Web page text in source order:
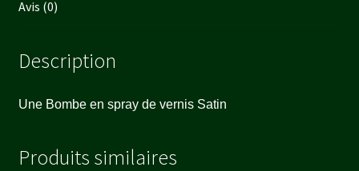
Avis (0)
Description
Une Bombe en spray de vernis Satin
Produits similaires